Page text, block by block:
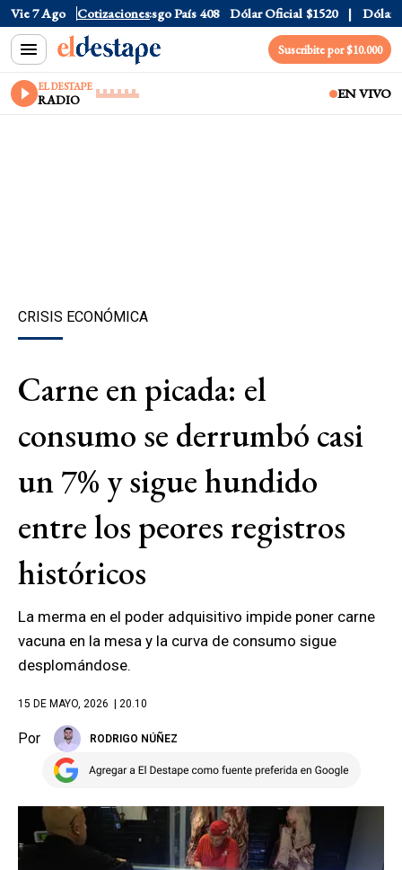
Vie 7 Ago Cotizaciones
Euro $1688.03 Riesgo País 408 Dólar Oficial $1520 Dólar
Suscribite por $10.000
EL DESTAPE
RADIO EN VIVO
CRISIS ECONÓMICA
Carne en picada: el
consumo se derrumbó casi
un 7% y sigue hundido
entre los peores registros
históricos
La merma en el poder adquisitivo impide poner carne
vacuna en la mesa y la curva de consumo sigue
desplomándose.
15 DE MAYO, 2026 | 20.10
Por RODRIGO NÚÑEZ